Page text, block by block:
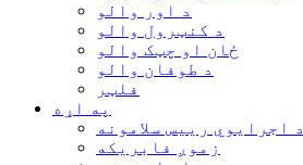
د اور والو
د کنټرول والو
ځان او چټک والو
د طوفان والو
فلټر
په اړه
د اجرایوي رییس سلامونه
زموږ فابریکه